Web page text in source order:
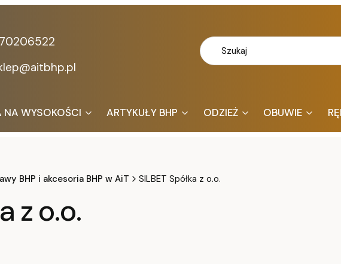
NA WYSOKOŚCI ARTYKUŁY BHP ODZIEŻ OBUWIE
BHP i akcesoria BHP w AiT SILBET Spółka z o.o.
z o.o.